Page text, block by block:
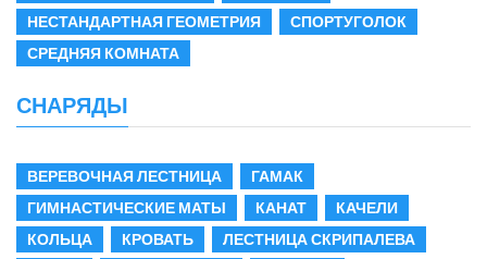
НЕСТАНДАРТНАЯ ГЕОМЕТРИЯ
СПОРТУГОЛОК
СРЕДНЯЯ КОМНАТА
СНАРЯДЫ
ВЕРЕВОЧНАЯ ЛЕСТНИЦА
ГАМАК
ГИМНАСТИЧЕСКИЕ МАТЫ
КАНАТ
КАЧЕЛИ
КОЛЬЦА
КРОВАТЬ
ЛЕСТНИЦА СКРИПАЛЕВА